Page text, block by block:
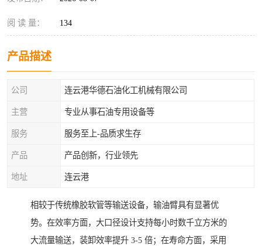
阅 读 量： 134
产品描述
公司 连云港华德石油化工机械有限公司
主营 专业从事石油专用设备等
服务 服务至上-品质求生存
产品 产品创新，行业领先
地址 连云港
相较于传统橡胶软管等输送设备，输油臂具有显著优
势。在效率方面，大口径设计支持每小时数千立方米的
大流量输送，装卸效率提升 3-5 倍；在寿命方面，采用